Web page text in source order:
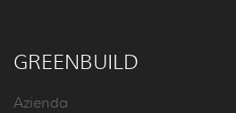
GREENBUILD
Azienda